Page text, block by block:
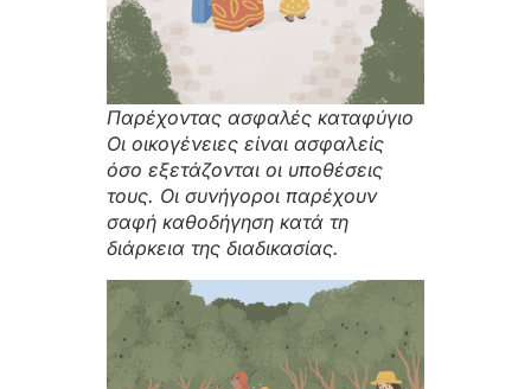
Παρέχοντας ασφαλές καταφύγιο
Οι οικογένειες είναι ασφαλείς
όσο εξετάζονται οι υποθέσεις
τους. Οι συνήγοροι παρέχουν
σαφή καθοδήγηση κατά τη
διάρκεια της διαδικασίας.